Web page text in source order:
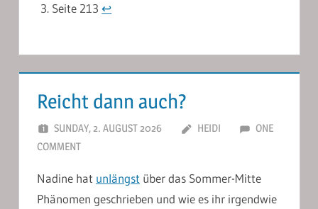
Seite 213↩︎
Reicht dann auch?
SUNDAY, 2. AUGUST 2026 HEIDI
ONE
COMMENT
Nadine hat unlängst über das Sommer-Mitte
Phänomen geschrieben und wie es ihr irgendwie